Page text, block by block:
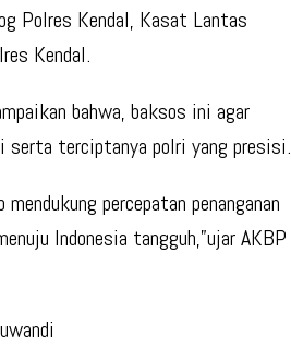
Polres Kendal, Kasat Lantas
Kendal.
bahwa, baksos ini agar
serta terciptanya polri yang presisi.
percepatan penanganan
Indonesia tangguh,”ujar AKBP